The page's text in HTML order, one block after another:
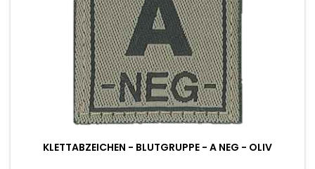
KLETTABZEICHEN - BLUTGRUPPE - A NEG - OLIV